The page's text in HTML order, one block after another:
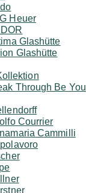
Heuer
Glashütte
Glashütte
Through Be You
Courrier
Cammilli